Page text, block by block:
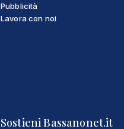
Pubblicità
Lavora con noi
Sostieni Bassanonet.it